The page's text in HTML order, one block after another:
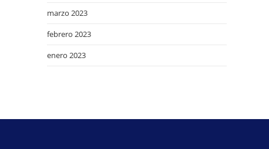
marzo 2023
febrero 2023
enero 2023